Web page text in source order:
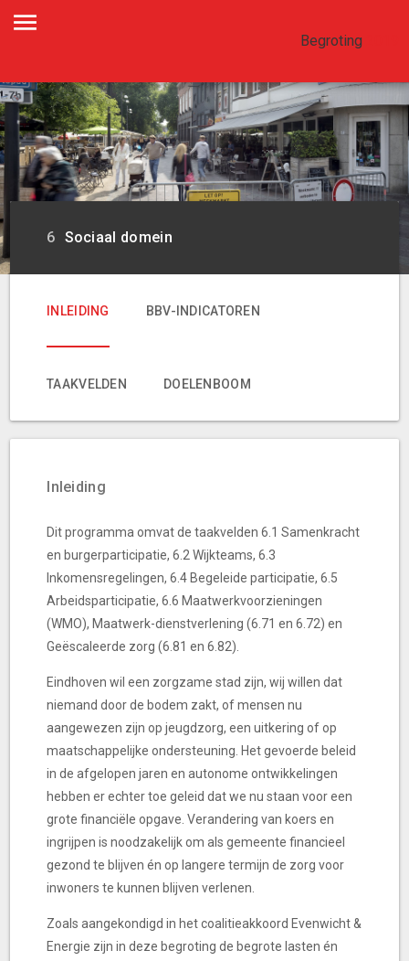
Begroting
Sociaal domein
Sociaal domein
INLEIDING BBV-INDICATOREN
TAAKVELDEN DOELENBOOM
Inleiding
Dit programma omvat de taakvelden 6.1 Samenkracht
en burgerparticipatie, 6.2 Wijkteams, 6.3
Inkomensregelingen, 6.4 Begeleide participatie, 6.5
Arbeidsparticipatie, 6.6 Maatwerkvoorzieningen
(WMO), Maatwerk-dienstverlening (6.71 en 6.72) en
Geëscaleerde zorg (6.81 en 6.82).
Eindhoven wil een zorgzame stad zijn, wij willen dat
niemand door de bodem zakt, of mensen nu
aangewezen zijn op jeugdzorg, een uitkering of op
maatschappelijke ondersteuning. Het gevoerde beleid
in de afgelopen jaren en autonome ontwikkelingen
hebben er echter toe geleid dat we nu staan voor een
grote financiële opgave. Verandering van koers en
ingrijpen is noodzakelijk om als gemeente financieel
gezond te blijven én op langere termijn de zorg voor
inwoners te kunnen blijven verlenen.
Zoals aangekondigd in het coalitieakkoord Evenwicht &
Energie zijn in deze begroting de begrote lasten én